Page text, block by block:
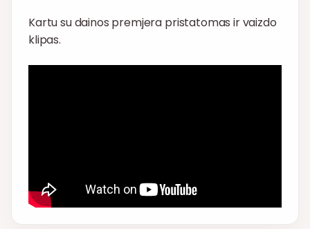
Kartu su dainos premjera pristatomas ir vaizdo
klipas.